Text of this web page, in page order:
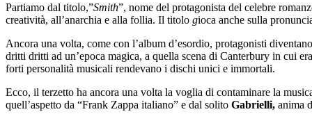
Partiamo dal titolo,”Smith”, nome del protagonista del celebre
creatività, all’anarchia e alla follia. Il titolo gioca anche sulla
Ancora una volta, come con l’album d’esordio, protagonisti
dritti dritti ad un’epoca magica, a quella scena di Canterbury in cui
forti personalità musicali rendevano i dischi unici e immortali.
Ecco, il terzetto ha ancora una volta la voglia di contaminare la
quell’aspetto da “Frank Zappa italiano” e dal solito Gabrielli, anima